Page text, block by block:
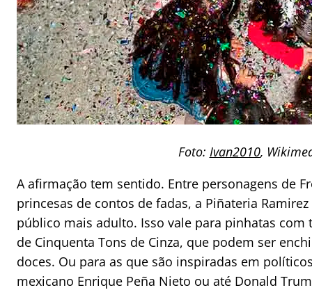
Foto: Ivan2010,
A afirmação tem sentido. Entre personagens de
princesas de contos de fadas, a Piñateria
público mais adulto. Isso vale para pinhatas com
de Cinquenta Tons de Cinza, que podem ser
doces. Ou para as que são inspiradas em
mexicano Enrique Peña Nieto ou até Donald